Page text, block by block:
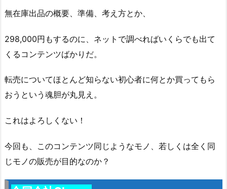
無在庫出品の概要、準備、考え方とか、
298,000円もするのに、ネットで調べればいくらでも出て
くるコンテンツばかりだ。
転売についてほとんど知らない初心者に何とか買ってもら
おうという魂胆が丸見え。
これはよろしくない！
今回も、このコンテンツ同じようなモノ、若しくは全く同
じモノの販売が目的なのか？